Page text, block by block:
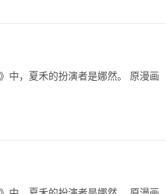
中，夏禾的扮演者是娜然。 原漫画